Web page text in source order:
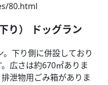
80.html
り） ドッグラン
下り側に併設しており
広さは約670㎡ありま
泄物用ごみ箱がありま